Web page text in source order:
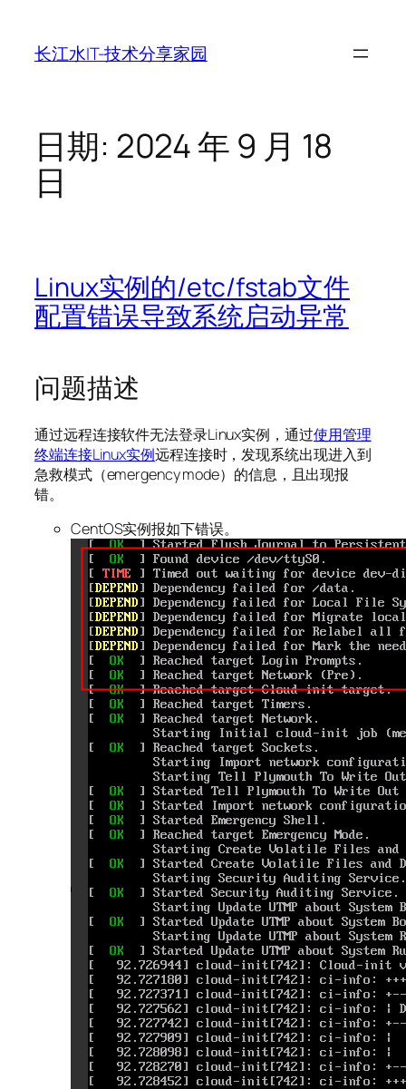
长江水IT-技术分享家园
日期: 2024 年 9 月 18
日
Linux实例的/etc/fstab文件
配置错误导致系统启动异常
问题描述
通过远程连接软件无法登录Linux实例，通过使用管理
终端连接Linux实例远程连接时，发现系统出现进入到
急救模式（emergency mode）的信息，且出现报
错。
CentOS实例报如下错误。